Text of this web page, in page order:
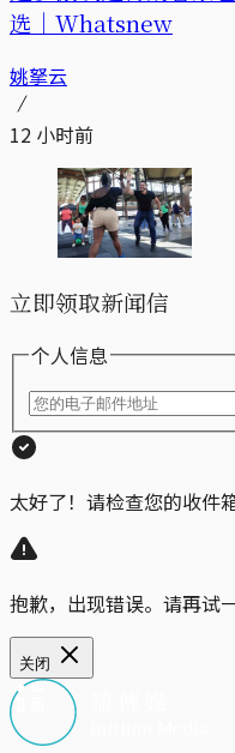
选｜Whatsnew
姚拏云
12 小时前
立即领取新闻信
个人信息
太好了！请检查您的收件
抱歉，出现错误。请再试一
关闭